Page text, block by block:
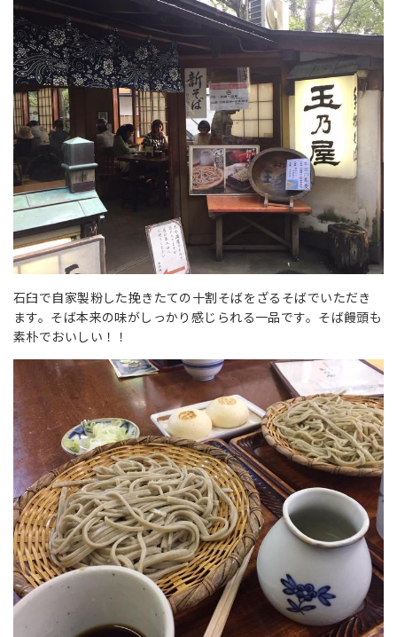
石臼で自家製粉した挽きたての十割そばをざるそばでいただき
ます。そば本来の味がしっかり感じられる一品です。そば饅頭も
素朴でおいしい！！